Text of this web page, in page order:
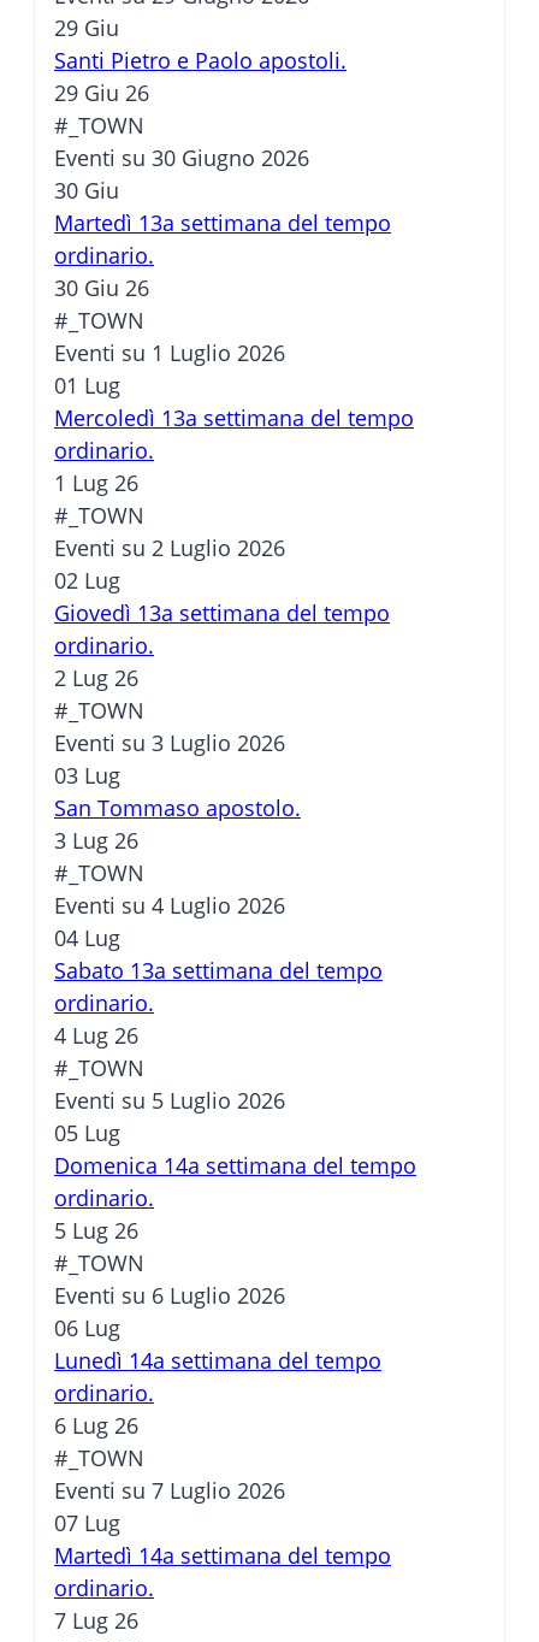
29 Giu
Santi Pietro e Paolo apostoli.
29 Giu 26
#_TOWN
Eventi su 30 Giugno 2026
30 Giu
Martedì 13a settimana del tempo
ordinario.
30 Giu 26
#_TOWN
Eventi su 1 Luglio 2026
01 Lug
Mercoledì 13a settimana del tempo
ordinario.
1 Lug 26
#_TOWN
Eventi su 2 Luglio 2026
02 Lug
Giovedì 13a settimana del tempo
ordinario.
2 Lug 26
#_TOWN
Eventi su 3 Luglio 2026
03 Lug
San Tommaso apostolo.
3 Lug 26
#_TOWN
Eventi su 4 Luglio 2026
04 Lug
Sabato 13a settimana del tempo
ordinario.
4 Lug 26
#_TOWN
Eventi su 5 Luglio 2026
05 Lug
Domenica 14a settimana del tempo
ordinario.
5 Lug 26
#_TOWN
Eventi su 6 Luglio 2026
06 Lug
Lunedì 14a settimana del tempo
ordinario.
6 Lug 26
#_TOWN
Eventi su 7 Luglio 2026
07 Lug
Martedì 14a settimana del tempo
ordinario.
7 Lug 26